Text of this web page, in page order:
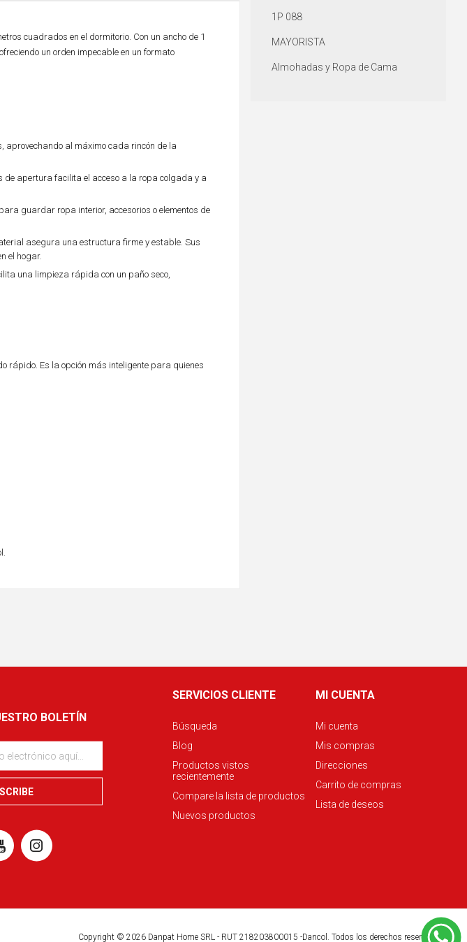
cuadrados en el dormitorio. Con un ancho de 1
un orden impecable en un formato
aprovechando al máximo cada rincón de la
de apertura facilita el acceso a la ropa colgada y a
guardar ropa interior, accesorios o elementos de
asegura una estructura firme y estable. Sus
el hogar.
una limpieza rápida con un paño seco,
rápido. Es la opción más inteligente para quienes
1P 088
MAYORISTA
Almohadas y Ropa de Cama
BOLETÍN
SERVICIOS CLIENTE
Búsqueda
Blog
Productos vistos
recientemente
Compare la lista de productos
Nuevos productos
MI CUENTA
Mi cuenta
Mis compras
Direcciones
Carrito de compras
Lista de deseos
Copyright © 2026 Danpat Home SRL - RUT 218203800015 -Dancol. Todos los derechos reservados.